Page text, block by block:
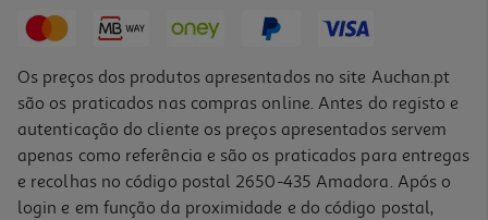
Promoção
-15%
Os preços dos produtos apresentados no site Auchan.pt
são os praticados nas compras online. Antes do registo e
autenticação do cliente os preços apresentados servem
apenas como referência e são os praticados para entregas
e recolhas no código postal 2650-435 Amadora. Após o
login e em função da proximidade e do código postal,